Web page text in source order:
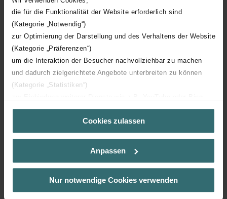
die für die Funktionalität der Website erforderlich sind
(Kategorie „Notwendig“)
zur Optimierung der Darstellung und des Verhaltens der Website
(Kategorie „Präferenzen“)
um die Interaktion der Besucher nachvollziehbar zu machen
und dadurch zielgerichtete Angebote unterbreiten zu können
(Kategorie „Statistiken“)
(Kategorie „Marketing“)
Über „Details zeigen“ bzw. die Datenschutzerklärung erhalten
Sie weitere Informationen. Durch die Auswahl der Kategorie
der Auswahl von „Statistiken“ willigen Sie ein, dass wir Ihren
Besuchsverlauf auf unserer Website verwenden, um Ihnen die
bestmögliche Nutzererfahrung zu ermöglichen und Ihnen
Cookies zulassen
Anpassen
Nur notwendige Cookies verwenden
Matériau Plastique
Téléchargements
loading...